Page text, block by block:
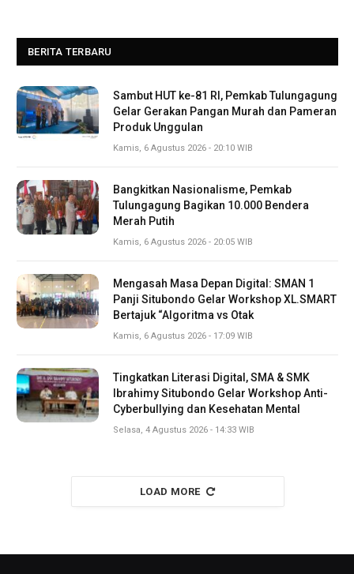
BERITA TERBARU
Sambut HUT ke-81 RI, Pemkab Tulungagung
Gelar Gerakan Pangan Murah dan Pameran
Produk Unggulan
Kamis, 6 Agustus 2026 - 20:10 WIB
Bangkitkan Nasionalisme, Pemkab
Tulungagung Bagikan 10.000 Bendera
Merah Putih
Kamis, 6 Agustus 2026 - 20:05 WIB
Mengasah Masa Depan Digital: SMAN 1
Panji Situbondo Gelar Workshop XL.SMART
Bertajuk “Algoritma vs Otak
Kamis, 6 Agustus 2026 - 17:09 WIB
Tingkatkan Literasi Digital, SMA & SMK
Ibrahimy Situbondo Gelar Workshop Anti-
Cyberbullying dan Kesehatan Mental
Selasa, 4 Agustus 2026 - 14:33 WIB
LOAD MORE